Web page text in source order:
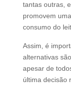
tantas outras,
promovem
consumo do
Assim, é
alternativas
apesar de
última decisão